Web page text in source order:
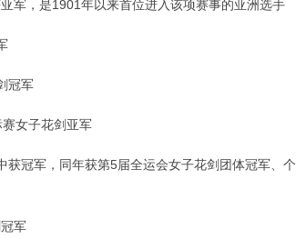
，是1901年以来首位进入该项赛事的亚洲选手
冠军
女子花剑亚军
冠军，同年获第5届全运会女子花剑团体冠军、个
军